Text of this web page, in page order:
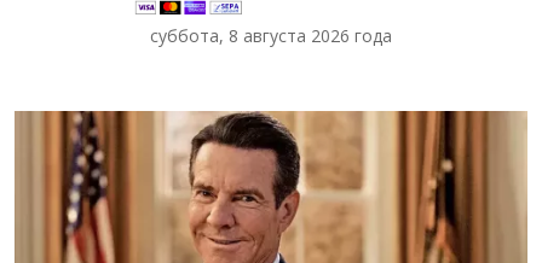
суббота, 8 августа 2026 года